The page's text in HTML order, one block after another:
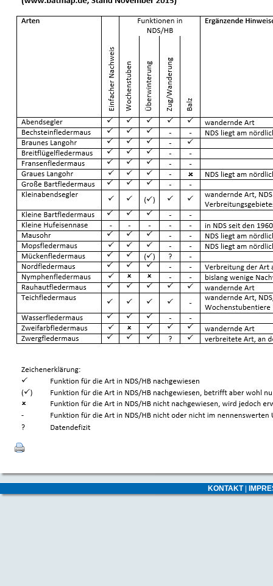
KONTAKT|